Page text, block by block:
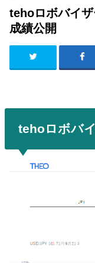
tehoロボバイ
成績公開
tehoロボバ